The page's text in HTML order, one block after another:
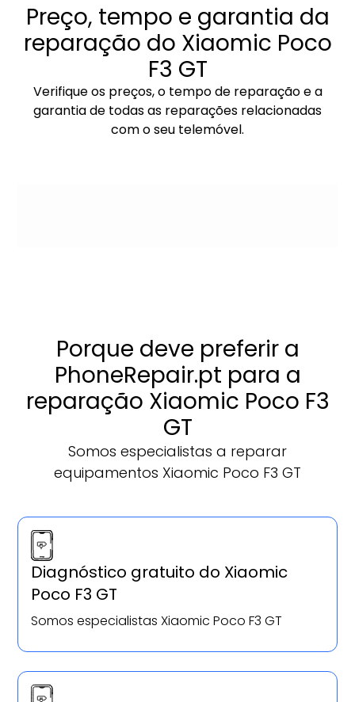
Preço, tempo e garantia da
reparação do Xiaomic Poco
F3 GT
Verifique os preços, o tempo de reparação e a
garantia de todas as reparações relacionadas
com o seu telemóvel.
Porque deve preferir a
PhoneRepair.pt para a
reparação Xiaomic Poco F3
GT
Somos especialistas a reparar
equipamentos Xiaomic Poco F3 GT
Diagnóstico gratuito do Xiaomic
Poco F3 GT
Somos especialistas Xiaomic Poco F3 GT